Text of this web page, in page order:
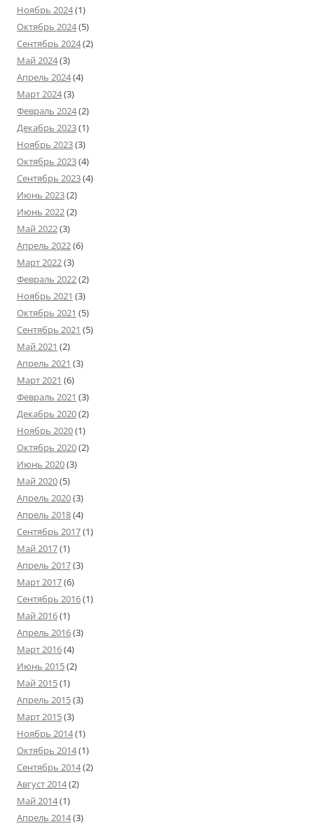
Ноябрь 2024(1)
Октябрь 2024(5)
Сентябрь 2024(2)
Май 2024(3)
Апрель 2024(4)
Март 2024(3)
Февраль 2024(2)
Декабрь 2023(1)
Ноябрь 2023(3)
Октябрь 2023(4)
Сентябрь 2023(4)
Июнь 2023(2)
Июнь 2022(2)
Май 2022(3)
Апрель 2022(6)
Март 2022(3)
Февраль 2022(2)
Ноябрь 2021 (3)
Октябрь 2021 (5)
Сентябрь 2021 (5)
Май 2021 (2)
Апрель 2021 (3)
Март 2021 (6)
Февраль 2021 (3)
Декабрь 2020(2)
Ноябрь 2020(1)
Октябрь 2020(2)
Июнь 2020(3)
Май 2020(5)
Апрель 2020(3)
Апрель 2018(4)
Сентябрь 2017(1)
Май 2017(1)
Апрель 2017(3)
Март 2017(6)
Сентябрь 2016(1)
Май 2016(1)
Апрель 2016(3)
Март 2016(4)
Июнь 2015(2)
Май 2015(1)
Апрель 2015(3)
Март 2015(3)
Ноябрь 2014(1)
Октябрь 2014(1)
Сентябрь 2014(2)
Август 2014(2)
Май 2014(1)
Апрель 2014(3)